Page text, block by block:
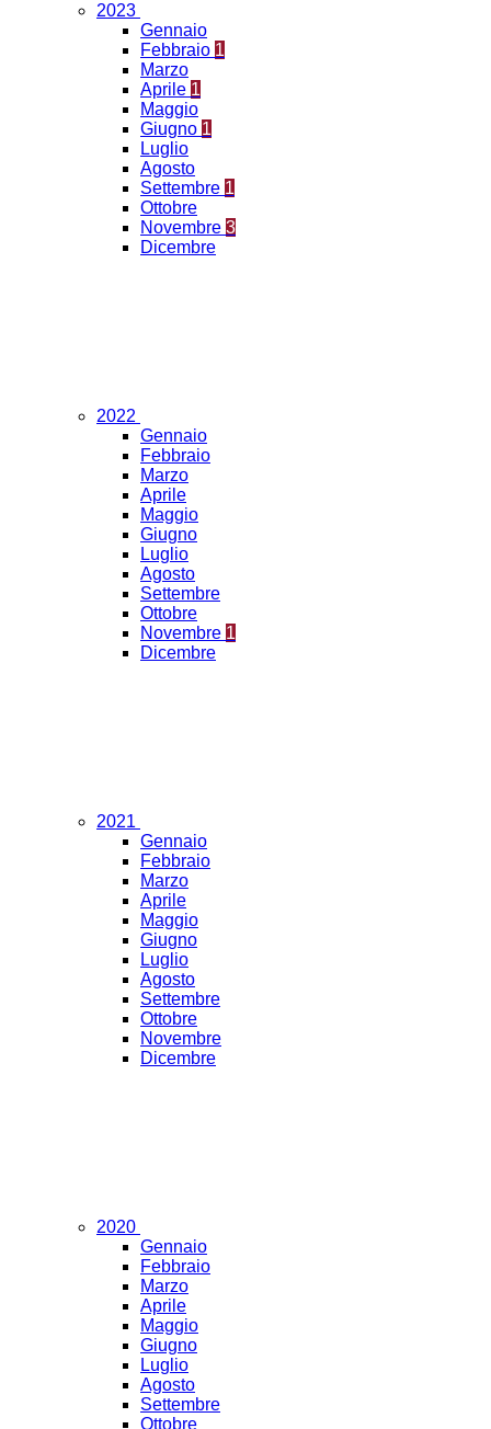
2023
Gennaio
Febbraio 1
Marzo
Aprile 1
Maggio
Giugno 1
Luglio
Agosto
Settembre 1
Ottobre
Novembre 3
Dicembre
2022
Gennaio
Febbraio
Marzo
Aprile
Maggio
Giugno
Luglio
Agosto
Settembre
Ottobre
Novembre 1
Dicembre
2021
Gennaio
Febbraio
Marzo
Aprile
Maggio
Giugno
Luglio
Agosto
Settembre
Ottobre
Novembre
Dicembre
2020
Gennaio
Febbraio
Marzo
Aprile
Maggio
Giugno
Luglio
Agosto
Settembre
Ottobre